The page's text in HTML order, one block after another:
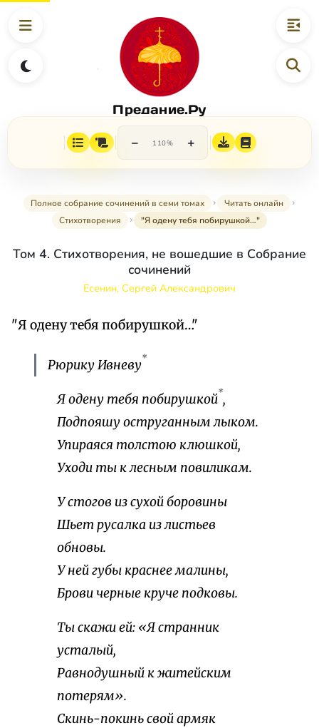
Предание.Ру
− 110% +
Полное собрание сочинений в семи томах
Читать онлайн
Стихотворения
"Я одену тебя побирушкой…"
Том 4. Стихотворения, не вошедшие в Собрание
сочинений
Есенин, Сергей Александрович
"Я одену тебя побирушкой…"
Рюрику Ивневу*
Я одену тебя побирушкой*,
Подпояшу оструганным лыком.
Упираяся толстою клюшкой,
Уходи ты к лесным повиликам.
У стогов из сухой боровины
Шьет русалка из листьев
обновы.
У ней губы краснее малины,
Брови черные круче подковы.
Ты скажи ей: «Я странник
усталый,
Равнодушный к житейским
потерям».
Скинь-покинь свой армяк